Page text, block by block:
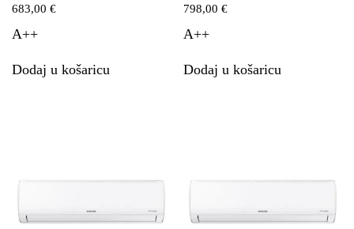
683,00 €
A++
Dodaj u košaricu
798,00€
A++
Dodaj u košaricu